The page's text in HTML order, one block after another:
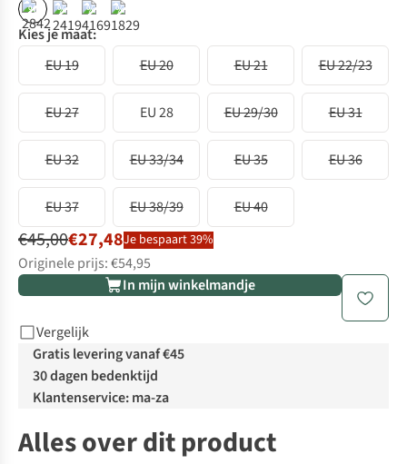
% % % %
Kies je maat:
EU 19
EU 20 EU 21 EU 22/23
EU 27 EU 28 EU 29/30 EU 31
EU 32 EU 33/34 EU 35 EU 36
EU 37 EU 38/39 EU 40
€45,00€27,48Je bespaart 39%
Originele prijs: €54,95
In mijn winkelmandje
Vergelijk
Gratis levering vanaf €45
30 dagen bedenktijd
Klantenservice: ma-za
Alles over dit product